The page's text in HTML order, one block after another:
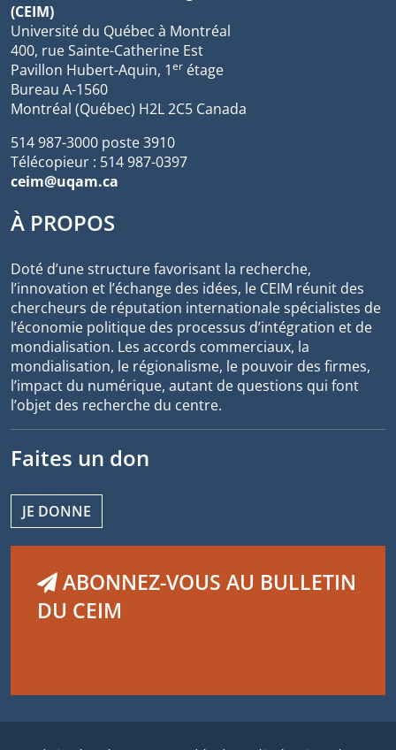
(CEIM)
Université du Québec à Montréal
400, rue Sainte-Catherine Est
Pavillon Hubert-Aquin, 1er étage
Bureau A-1560
Montréal (Québec) H2L 2C5 Canada
514 987-3000 poste 3910
Télécopieur : 514 987-0397
ceim@uqam.ca
À PROPOS
Doté d’une structure favorisant la recherche,
l’innovation et l’échange des idées, le CEIM réunit des
chercheurs de réputation internationale spécialistes de
l’économie politique des processus d’intégration et de
mondialisation. Les accords commerciaux, la
mondialisation, le régionalisme, le pouvoir des firmes,
l’impact du numérique, autant de questions qui font
l’objet des recherche du centre.
Faites un don
JE DONNE
ABONNEZ-VOUS AU BULLETIN
DU CEIM